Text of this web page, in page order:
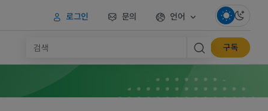
로그인 문의 언어
구독